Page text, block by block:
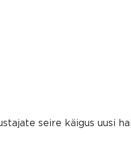
seire käigus uusi